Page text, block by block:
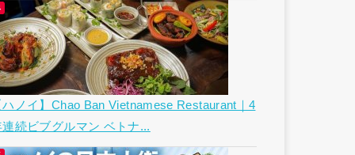
ハノイ】Chao Ban Vietnamese Restaurant｜4
連続ビブグルマン ベトナ...